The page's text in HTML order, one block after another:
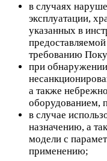
в случаях
эксплуатации,
указанных в
требованию
при
а также
оборудованием,
в случае
назначению, а
модели с
применению;